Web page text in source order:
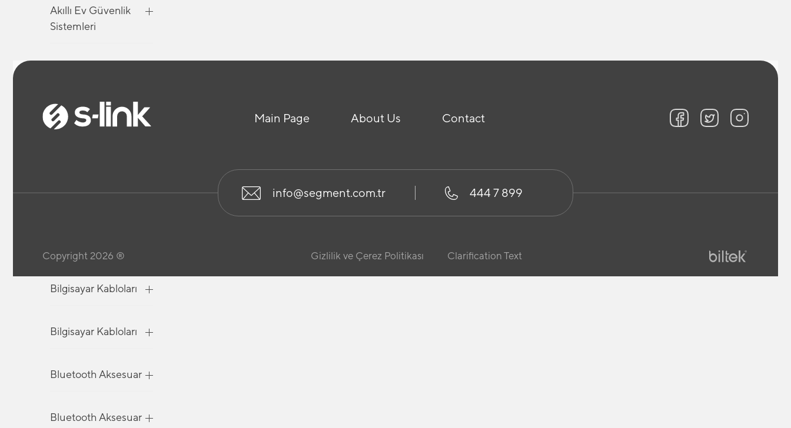
Akıllı Ev Güvenlik
Sistemleri
Akıllı Ev Güvenlik
Bilgisayar Kabloları
Bilgisayar Kabloları
Bluetooth Aksesuar
Bluetooth Aksesuar
Main Page About Us Contact
info@segment.com.tr 444 7 899
Copyright 2026 ® Gizlilik ve Çerez Politikası Clarification Text